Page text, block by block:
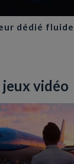
dédié
vidéo